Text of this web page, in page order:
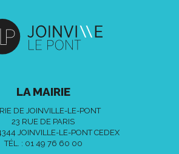
LA MAIRIE
DE JOINVILLE-LE-PONT
23 RUE DE PARIS
JOINVILLE-LE-PONT CEDEX
TÉL. : 01 49 76 60 00